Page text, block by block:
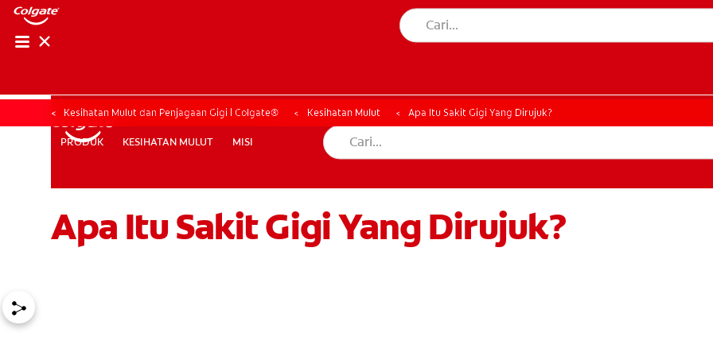
PRODUK KESIHATAN MULUT MISI
MY (MS)
PRODUK KESIHATAN MULUT MISI
PENILAIAN KESIHATAN MULUT
Kesihatan Mulut dan Penjagaan Gigi | Colgate® Kesihatan Mulut Apa Itu Sakit Gigi Yang Dirujuk?
Apa Itu Sakit Gigi Yang Dirujuk?